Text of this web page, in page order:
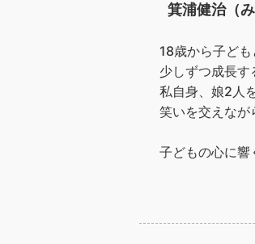
箕浦健治（
18歳から子ど
少しずつ成長す
私自身、娘2人
笑いを交えなが
子どもの心に響